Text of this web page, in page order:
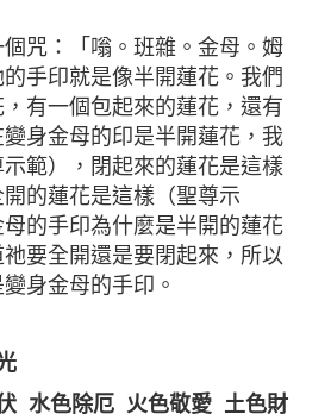
咒：「嗡。班雜。金母。姆
手印就是像半開蓮花。我們
有一個包起來的蓮花，還有
身金母的印是半開蓮花，我
範），閉起來的蓮花是這樣
開的蓮花是這樣（聖尊示
的手印為什麼是半開的蓮花
要全開還是要閉起來，所以
身金母的手印。
水色除厄 火色敬愛 土色財